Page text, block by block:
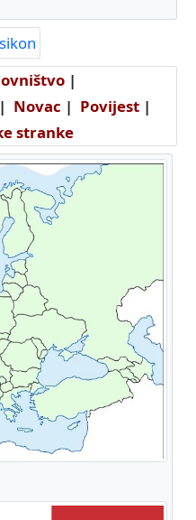
|
| Novac | Povijest |
stranke